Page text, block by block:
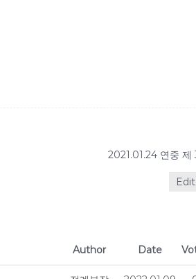
2021.01.24 연중 제
Edit
Author Date